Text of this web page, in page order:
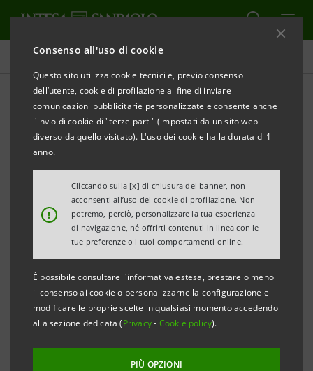
Consenso all'uso di cookie
Questo sito utilizza cookie tecnici e, previo consenso
dell’utente, cookie di profilazione al fine di inviare
comunicazioni pubblicitarie personalizzate e consente anche
l'invio di cookie di "terze parti" (impostati da un sito web
diverso da quello visitato). L'uso dei cookie ha la durata di 1
anno.
!
Cliccando sulla [x] di chiusura del banner, non
acconsenti all’uso dei cookie di profilazione. Non
potremo, perciò, personalizzare la tua esperienza
di navigazione, né offrirti contenuti in linea con le
tue preferenze o i tuoi comportamenti online.
È possibile consultare l'informativa estesa, prestare o meno
il consenso ai cookie o personalizzarne la configurazione e
modificare le proprie scelte in qualsiasi momento accedendo
alla sezione dedicata (Privacy- Cookie policy).
PIÙ OPZIONI
Obiettivi, risultati e iniziative
INNOVAZIONE E CYBERSECURITY
Trasformazione digitale